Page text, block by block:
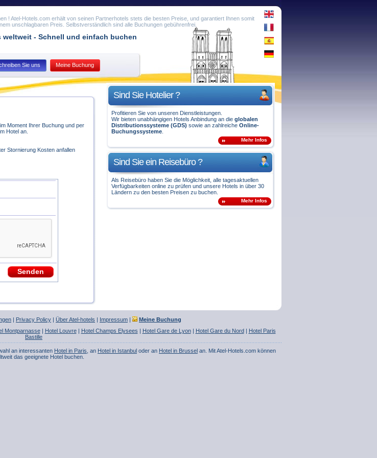
! Atel-Hotels.com erhält von seinen Partnerhotels stets die besten Preise, und garantiert Ihnen somit
unschlagbaren Preis. Selbstverständlich sind alle Buchungen gebührenfrei.
weltweit - Schnell und einfach buchen
Sie uns Meine Buchung
Moment Ihrer Buchung und per
Hotel an.
Stornierung Kosten anfallen
Sind Sie Hotelier ?
Profitieren Sie von unseren Dienstleistungen.
Wir bieten unabhängigen Hotels Anbindung an die globalen
Distributionssysteme (GDS) sowie an zahlreiche Online-
Buchungssysteme
Mehr Infos
Sind Sie ein Reisebüro ?
Als Reisebüro haben Sie die Möglichkeit, alle tagesaktuellen
Verfügbarkeiten online zu prüfen und unsere Hotels in über 30
Ländern zu den besten Preisen zu buchen.
Mehr Infos
| Privacy Policy | Über Atel-hotels | Impressum |
Meine Buchung
Montparnasse| Hotel Louvre| Hotel Champs Elysees | Hotel Gare de Lyon| Hotel Gare du Nord| Hotel Paris
Bastille
an interessanten Hotel in Paris , an Hotel in Istanbul oder an Hotel in Brussel an. Mit Atel-Hotels.com können
das geeignete Hotel buchen.